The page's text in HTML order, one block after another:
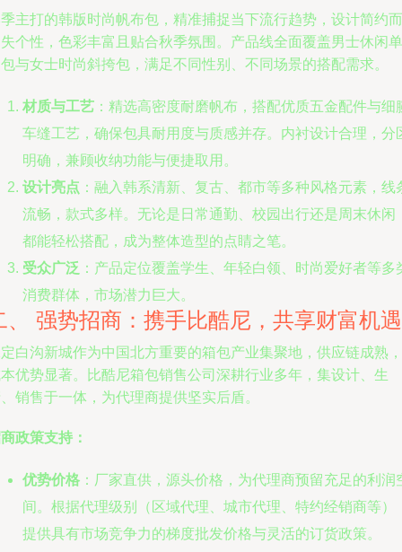
主打的韩版时尚帆布包，精准捕捉当下流行趋势，设计简约而
个性，色彩丰富且贴合秋季氛围。产品线全面覆盖男士休闲单
与女士时尚斜挎包，满足不同性别、不同场景的搭配需求。
材质与工艺 ：精选高密度耐磨帆布，搭配优质五金配件与细
车缝工艺，确保包具耐用度与质感并存。内衬设计合理，分
明确，兼顾收纳功能与便捷取用。
设计亮点 ：融入韩系清新、复古、都市等多种风格元素，线
流畅，款式多样。无论是日常通勤、校园出行还是周末休闲
都能轻松搭配，成为整体造型的点睛之笔。
受众广泛 ：产品定位覆盖学生、年轻白领、时尚爱好者等多
消费群体，市场潜力巨大。
、 强势招商：携手比酷尼，共享财富机遇
白沟新城作为中国北方重要的箱包产业集聚地，供应链成熟，
优势显著。比酷尼箱包销售公司深耕行业多年，集设计、生
销售于一体，为代理商提供坚实后盾。
政策支持：
优势价格 ：厂家直供，源头价格，为代理商预留充足的利润
间。根据代理级别（区域代理、城市代理、特约经销商等）
提供具有市场竞争力的梯度批发价格与灵活的订货政策。